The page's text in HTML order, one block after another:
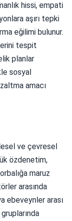
hissi, empati
aşırı tepki
eğilimi bulunur.
tespit
planlar
sosyal
amacı
ve çevresel
özdenetim,
maruz
arasında
ebeveynler arası